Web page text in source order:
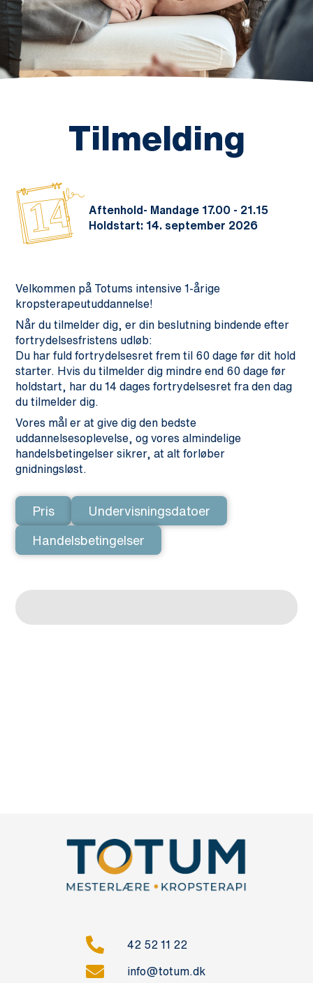
Tilmelding
14
Aftenhold- Mandage 17.00 - 21.15
Holdstart: 14. september 2026
Velkommen på Totums intensive 1-årige
kropsterapeutuddannelse!
Når du tilmelder dig, er din beslutning bindende efter
fortrydelsesfristens udløb:
Du har fuld fortrydelsesret frem til 60 dage før dit hold
starter. Hvis du tilmelder dig mindre end 60 dage før
holdstart, har du 14 dages fortrydelsesret fra den dag
du tilmelder dig.
Vores mål er at give dig den bedste
uddannelsesoplevelse, og vores almindelige
handelsbetingelser sikrer, at alt forløber
gnidningsløst.
Pris Undervisningsdatoer
Handelsbetingelser
42 52 11 22
info@totum.dk